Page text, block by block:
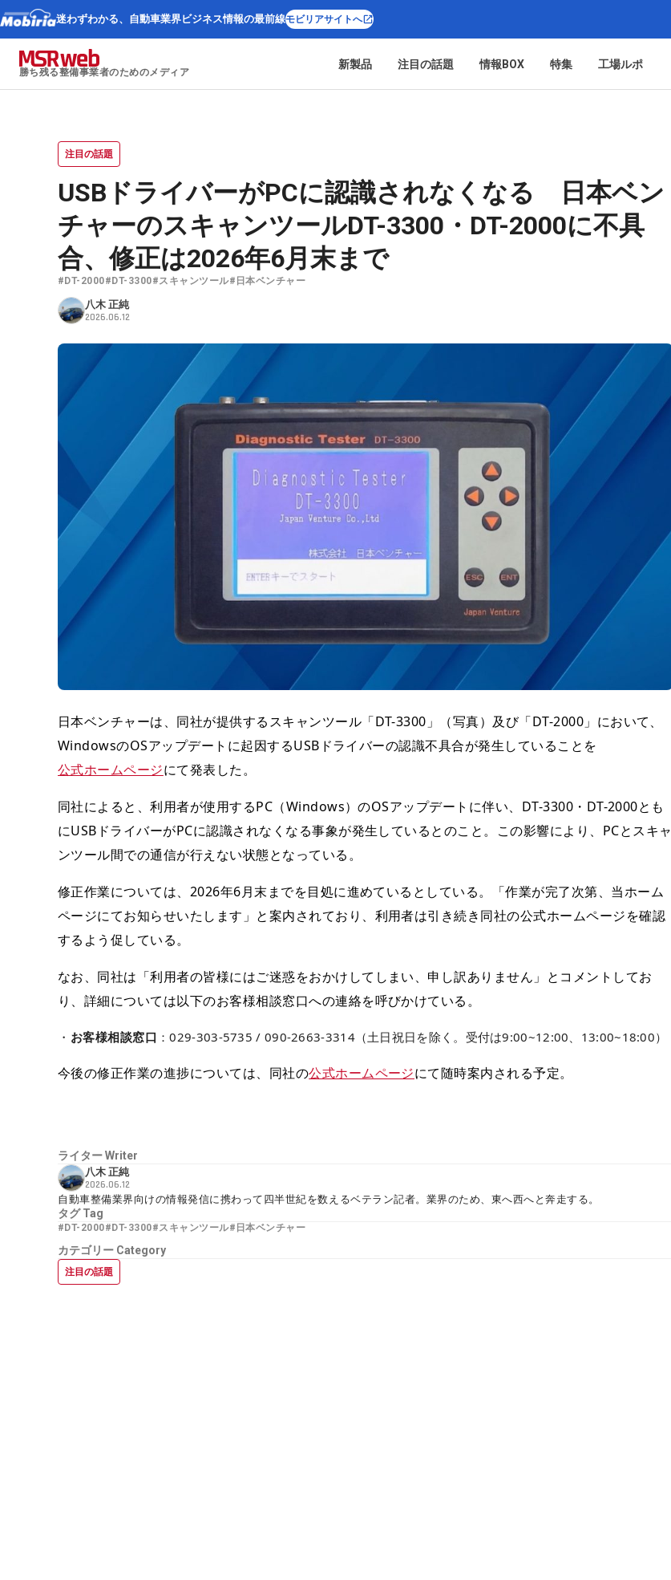
迷わずわかる、 自動車業界ビジネス情報の最前線モビリアサイトへ
勝ち残る整備事業者のためのメディア
新製品 注目の話題 情報BOX 特集 工場ルポ
注目の話題
USBドライバーがPCに認識されなくなる 日本ベン
チャーのスキャンツールDT-3300・DT-2000に不具
合、修正は2026年6月末まで
#DT-2000#DT-3300#スキャンツール#日本ベンチャー
八木 正純
2026.06.12
日本ベンチャーは、同社が提供するスキャンツール「DT-3300」（写真）及び「DT-2000」において、
WindowsのOSアップデートに起因するUSBドライバーの認識不具合が発生していることを
公式ホームページにて発表した。
同社によると、利用者が使用するPC（Windows）のOSアップデートに伴い、DT-3300・DT-2000とも
にUSBドライバーがPCに認識されなくなる事象が発生しているとのこと。この影響により、PCとスキャ
ンツール間での通信が行えない状態となっている。
修正作業については、2026年6月末までを目処に進めているとしている。「作業が完了次第、当ホーム
ページにてお知らせいたします」と案内されており、利用者は引き続き同社の公式ホームページを確認
するよう促している。
なお、同社は「利用者の皆様にはご迷惑をおかけしてしまい、申し訳ありません」とコメントしてお
り、詳細については以下のお客様相談窓口への連絡を呼びかけている。
お客様相談窓口 ：029-303-5735 / 090-2663-3314（土日祝日を除く。受付は9:00~12:00、13:00~18:00）
今後の修正作業の進捗については、同社の公式ホームページにて随時案内される予定。
ライターWriter
八木 正純
2026.06.12
自動車整備業界向けの情報発信に携わって四半世紀を数えるベテラン記者。業界のため、東へ西へと奔走する。
タグTag
#DT-2000#DT-3300#スキャンツール#日本ベンチャー
カテゴリー Category
注目の話題